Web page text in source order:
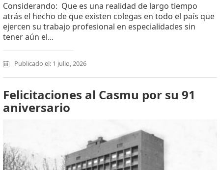
Considerando: Que es una realidad de largo tiempo
atrás el hecho de que existen colegas en todo el país que
ejercen su trabajo profesional en especialidades sin
tener aún el...
Publicado el: 1 julio, 2026
Felicitaciones al Casmu por su 91
aniversario